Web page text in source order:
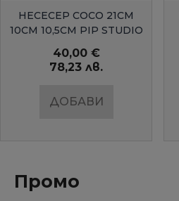
БЪРЗ ПРЕГЛЕД
НЕСЕСЕР COCO 21СМ
10СМ 10,5СМ PIP STUDIO
40,00 €
78,23 лв.
ДОБАВИ
Промо